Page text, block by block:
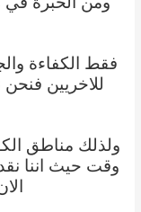
فقط الكفاءة
للاخريين
ولذلك مناطق
وقت حيث اننا
الان